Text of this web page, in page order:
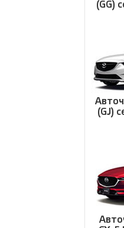
(GG)
(GJ)